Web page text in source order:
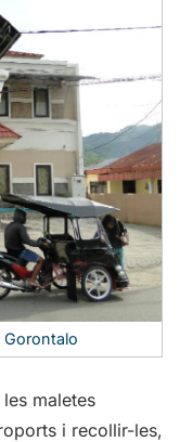
Gorontalo
maletes
i recollir-les,